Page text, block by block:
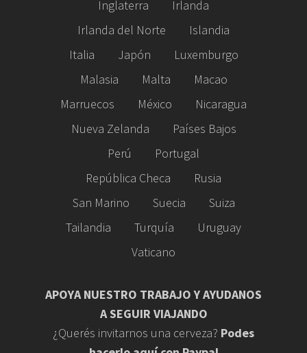
Inglaterra
Irlanda
Irlanda del Norte
Islandia
Italia
Japón
Luxemburgo
Malasia
Malta
Macao
Marruecos
México
Nicaragua
Nueva Zelanda
Países Bajos
Perú
Portugal
República Checa
Rusia
San Marino
Suecia
Suiza
Tailandia
Turquía
Uruguay
Vaticano
APOYA NUESTRO TRABAJO Y AYUDANOS
A SEGUIR VIAJANDO
¿Querés invitarnos una cerveza? Podes